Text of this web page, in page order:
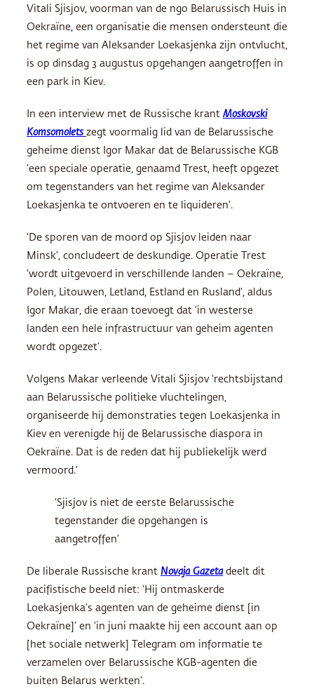
Vitali Sjisjov, voorman van de ngo Belarussisch Huis in
Oekraïne, een organisatie die mensen ondersteunt die
het regime van Aleksander Loekasjenka zijn ontvlucht,
is op dinsdag 3 augustus opgehangen aangetroffen in
een park in Kiev.
In een interview met de Russische krant Moskovski
Komsomolets zegt voormalig lid van de Belarussische
geheime dienst Igor Makar dat de Belarussische KGB
‘een speciale operatie, genaamd Trest, heeft opgezet
om tegenstanders van het regime van Aleksander
Loekasjenka te ontvoeren en te liquideren’.
’De sporen van de moord op Sjisjov leiden naar
Minsk’, concludeert de deskundige. Operatie Trest
‘wordt uitgevoerd in verschillende landen – Oekraïne,
Polen, Litouwen, Letland, Estland en Rusland’, aldus
Igor Makar, die eraan toevoegt dat ‘in westerse
landen een hele infrastructuur van geheim agenten
wordt opgezet’.
Volgens Makar verleende Vitali Sjisjov ‘rechtsbijstand
aan Belarussische politieke vluchtelingen,
organiseerde hij demonstraties tegen Loekasjenka in
Kiev en verenigde hij de Belarussische diaspora in
Oekraïne. Dat is de reden dat hij publiekelijk werd
vermoord.’
‘Sjisjov is niet de eerste Belarussische
tegenstander die opgehangen is
aangetroffen’
De liberale Russische krant Novaja Gazetadeelt dit
pacifistische beeld niet: ‘Hij ontmaskerde
Loekasjenka’s agenten van de geheime dienst [in
Oekraïne]’ en ‘in juni maakte hij een account aan op
[het sociale netwerk] Telegram om informatie te
verzamelen over Belarussische KGB-agenten die
buiten Belarus werkten’.